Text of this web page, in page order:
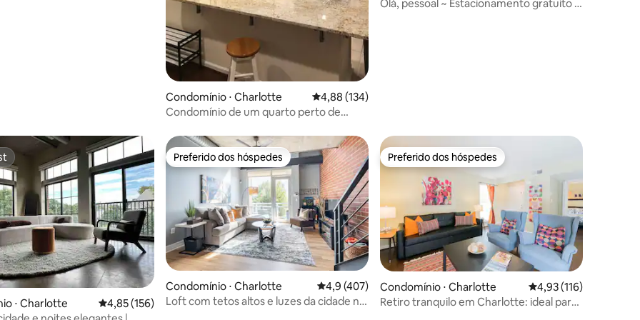
de 5, 297 avaliações Condomínio ⋅ Charlotte 4,88 de uma avaliação média de 5, 134 avaliações
4,88 (134)
Condomínio de um quarto perto de
Olá, pessoal ~ Estacionamento gratuito |
⋅ Charlotte 4,85 de uma avaliação média de 5, 156 avaliações
4,85 (156)
Preferido dos hóspedes
Preferido dos hóspedes
Condomínio ⋅ Charlotte 4,9 de uma avaliação média de 5, 407 avaliações
4,9 (407)
Loft com tetos altos e luzes da cidade na
Preferido dos hóspedes
Preferido dos hóspedes
Condomínio ⋅ Charlotte 4,93 de uma avaliação
4,93 (116)
Retiro tranquilo em Charlotte: ideal para